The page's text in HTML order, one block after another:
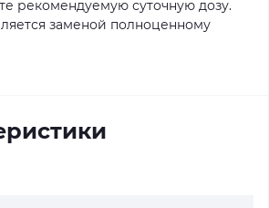
рекомендуемую суточную дозу.
заменой полноценному